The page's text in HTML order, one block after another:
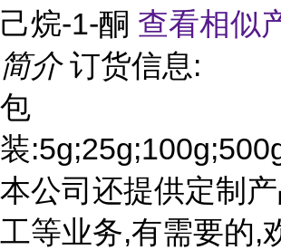
己烷-1-酮 查看相似
简介 订货信息:
包
装
本公司还提供定制
工等业务,有需要的,